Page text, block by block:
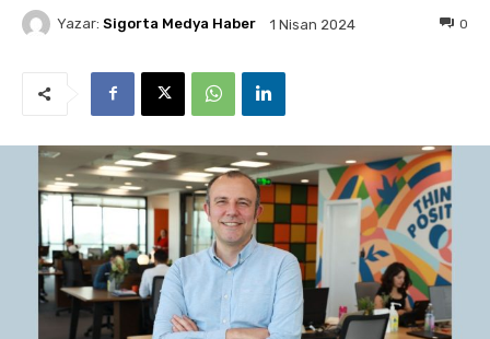
Yazar: Sigorta Medya Haber 1 Nisan 2024 0